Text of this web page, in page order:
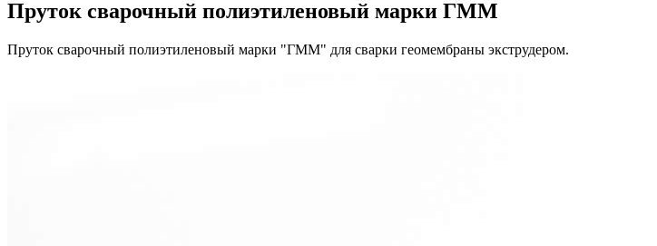
Пруток сварочный полиэтиленовый марки ГММ
Пруток сварочный полиэтиленовый марки "ГММ" для сварки геомембраны экструдером.